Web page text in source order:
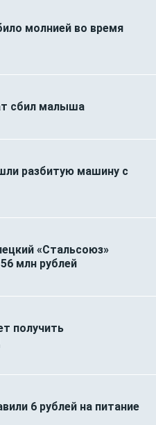
молнией во время
сбил малыша
разбитую машину с
«Стальсоюз»
млн рублей
получить
6 рублей на питание